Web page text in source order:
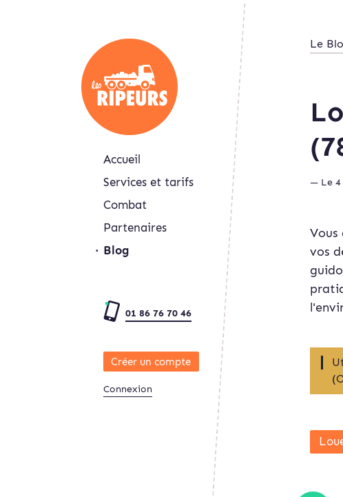
Accueil
Services et tarifs
Combat
Partenaires
Blog
01 86 76 70 46
Créer un compte
Connexion
Le
— Le 4
Vous
vos